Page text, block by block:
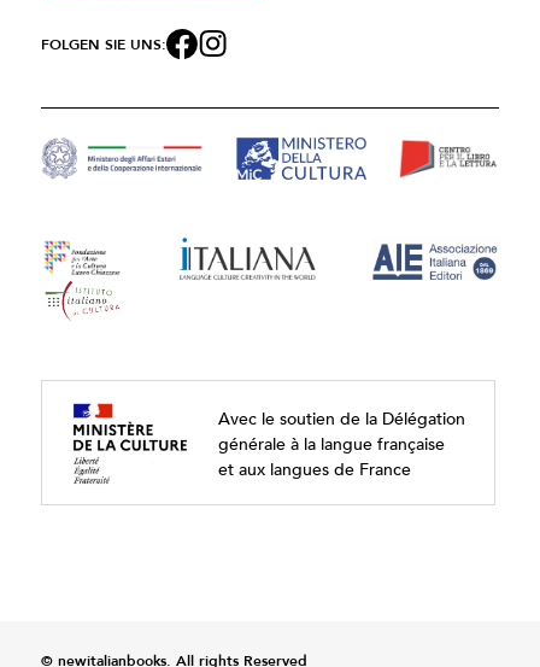
FOLGEN SIE UNS:
Avec le soutien de la Délégation
générale à la langue française
et aux langues de France
© newitalianbooks. All rights Reserved